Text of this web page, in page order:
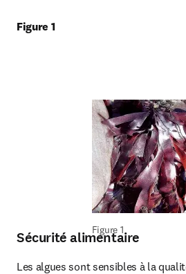
Figure 1
Figure 1
Sécurité alimentaire
Les algues sont sensibles à la